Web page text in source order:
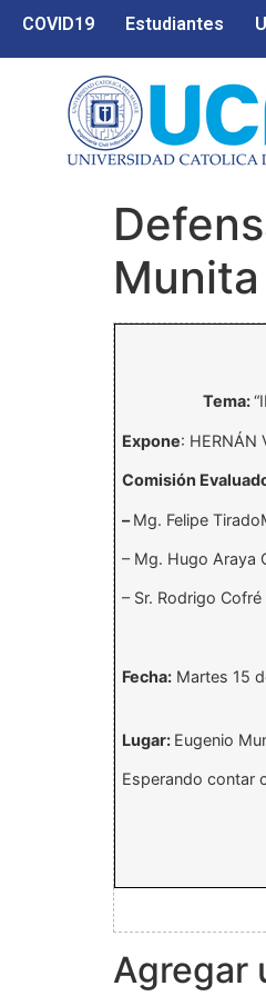
COVID19 Estudiantes
Munita
Tema:
Expone: HERNÁN
Comisión
–Mg. Felipe Tirado
– Mg. Hugo Araya
– Sr. Rodrigo
Fecha:Martes 15
Lugar: Eugenio
Esperando contar
Agregar